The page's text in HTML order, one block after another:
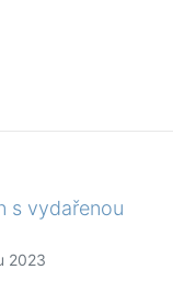
s vydařenou
2023